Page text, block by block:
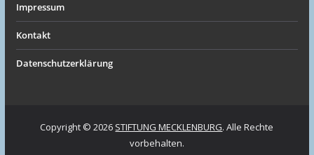
Impressum
Kontakt
Datenschutzerklärung
Copyright © 2026 STIFTUNG MECKLENBURG. Alle Rechte
vorbehalten.